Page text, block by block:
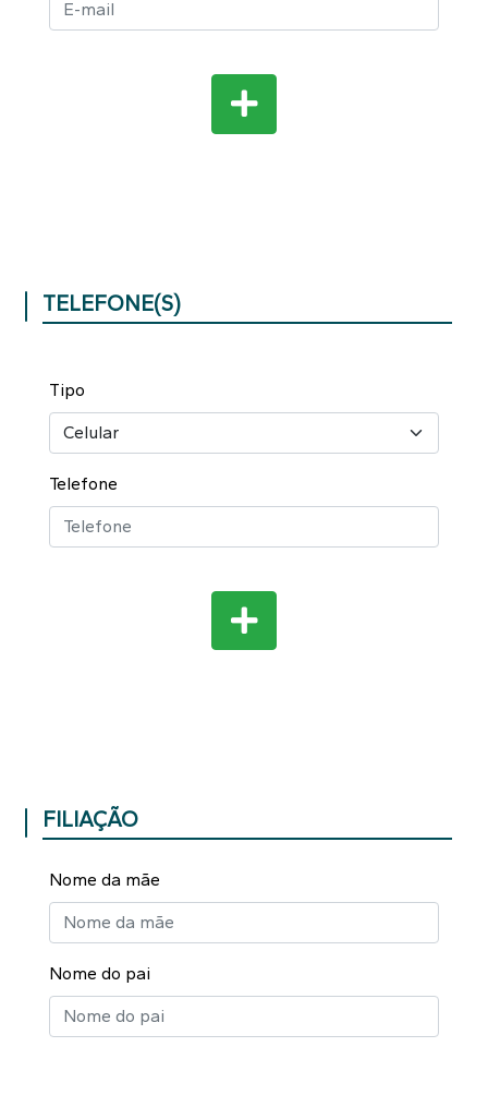
TELEFONE(S)
Tipo
Telefone
FILIAÇÃO
Nome da mãe
Nome do pai